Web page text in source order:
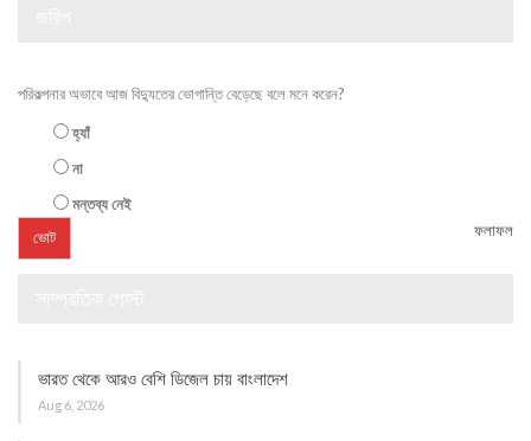
পরিকল্পনার অভাবে আজ বিদ্যুতের ভোগান্তি বেড়েছে বলে মনে করেন?
হ্যাঁ
না
মন্তব্য নেই
ফলাফল
ভারত থেকে আরও বেশি ডিজেল চায় বাংলাদেশ
Aug 6, 2026